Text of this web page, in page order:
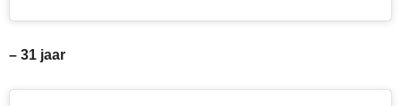
– 31 jaar